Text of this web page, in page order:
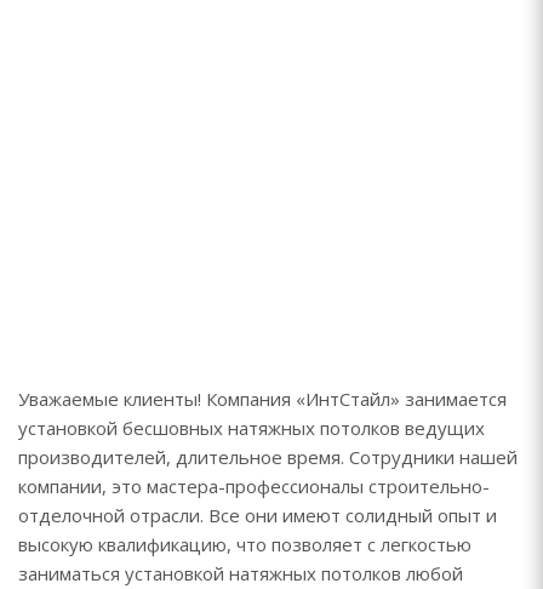
Уважаемые клиенты! Компания «ИнтСтайл» занимается
установкой бесшовных натяжных потолков ведущих
производителей, длительное время. Сотрудники нашей
компании, это мастера-профессионалы строительно-
отделочной отрасли. Все они имеют солидный опыт и
высокую квалификацию, что позволяет с легкостью
заниматься установкой натяжных потолков любой